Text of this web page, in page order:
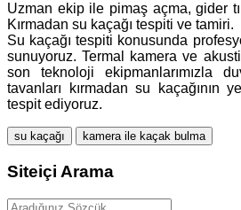
Uzman ekip ile pimaş açma, gider
Kırmadan su kaçağı tespiti ve tamiri.
Su kaçağı tespiti konusunda
sunuyoruz. Termal kamera ve
son teknoloji ekipmanlarımızla
tavanları kırmadan su kaçağının
tespit ediyoruz.
su kaçağı kamera ile kaçak bulma
Siteiçi Arama